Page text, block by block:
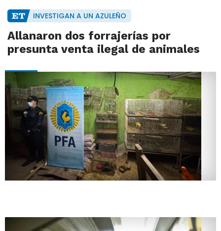
INVESTIGAN A UN AZULEÑO
Allanaron dos forrajerías por
presunta venta ilegal de animales